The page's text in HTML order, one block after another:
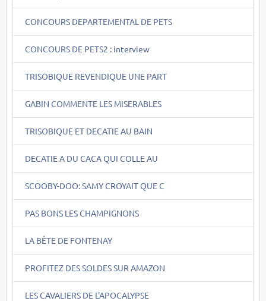
CONCOURS DEPARTEMENTAL DE PETS
CONCOURS DE PETS2 : interview
TRISOBIQUE REVENDIQUE UNE PART
GABIN COMMENTE LES MISERABLES
TRISOBIQUE ET DECATIE AU BAIN
DECATIE A DU CACA QUI COLLE AU
SCOOBY-DOO: SAMY CROYAIT QUE C
PAS BONS LES CHAMPIGNONS
LA BÊTE DE FONTENAY
PROFITEZ DES SOLDES SUR AMAZON
LES CAVALIERS DE L'APOCALYPSE